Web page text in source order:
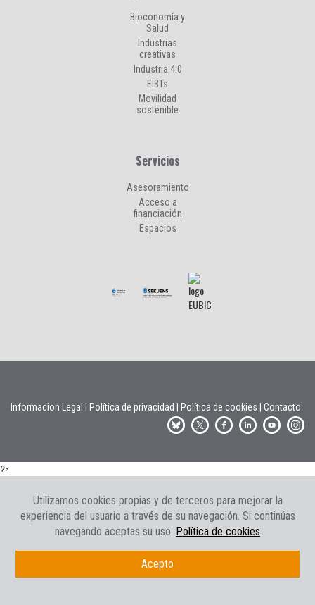
Bioconomía y
Salud
Industrias
creativas
Industria 4.0
EIBTs
Movilidad
sostenible
Servicios
Asesoramiento
Acceso a
financiación
Espacios
Informacion Legal Política de privacidad Política de cookies Contacto
?>
Utilizamos cookies propias y de terceros para mejorar la
experiencia del usuario a través de su navegación. Si continúas
navegando aceptas su uso. Política de cookies
Acepto